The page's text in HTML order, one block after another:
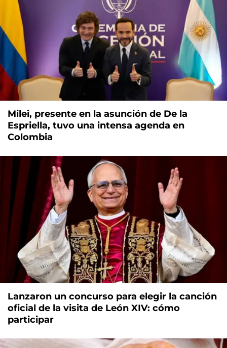
Milei, presente en la asunción de De la
Espriella, tuvo una intensa agenda en
Colombia
Lanzaron un concurso para elegir la canción
oficial de la visita de León XIV: cómo
participar